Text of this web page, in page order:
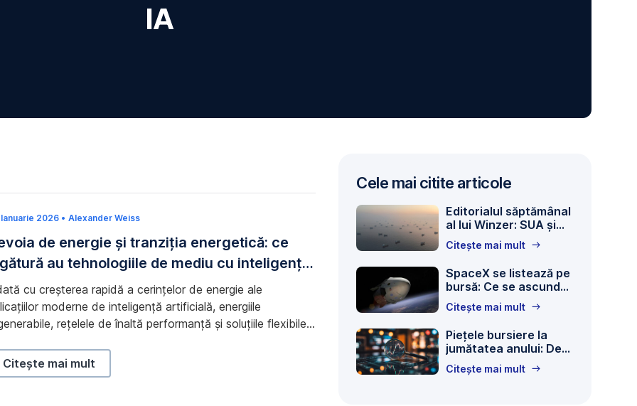
IA
au tehnologiile de mediu cu inteligența artificială
20261
M
a
r
t
e
2
0
2
• Alexander Weiss
de energie și tranziția energetică: ce
au tehnologiile de mediu cu inteligența
cu creșterea rapidă a cerințelor de energie ale
moderne de inteligență artificială, energiile
rețelele de înaltă performanță și soluțiile flexibile
devine un factor decisiv în viitorul digital în noul nostru
pe blog.
Nevoia de energie și tranziția energetică: ce legătură au tehnologiile de mediu cu inteligența artificială,
Citește mai mult
Cele mai citite articole
drone
view
shows
in
the
Strait
of
Editorialul săptămânal
al lui Winzer: SUA și
Iranul ajung la un
acord
Citește mai mult
SpaceX se listează pe
bursă: Ce se ascunde
în spatele celei mai
mari oferte publice
inițiale din istorie?
Citește mai mult
Piețele bursiere la
jumătatea anului: De
ce titlurile din presă
nu înseamnă tot
Citește mai mult